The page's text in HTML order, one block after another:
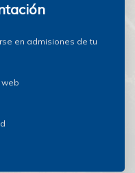
en admisiones de tu